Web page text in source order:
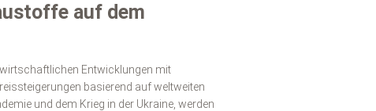
auf dem
Entwicklungen mit
basierend auf weltweiten
und dem Krieg in der Ukraine, werden